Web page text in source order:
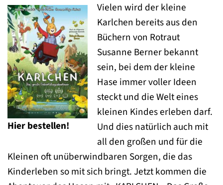
Hier bestellen!
Vielen wird der kleine
Karlchen bereits aus den
Büchern von Rotraut
Susanne Berner bekannt
sein, bei dem der kleine
Hase immer voller Ideen
steckt und die Welt eines
kleinen Kindes erleben darf.
Und dies natürlich auch mit
all den großen und für die
Kleinen oft unüberwindbaren Sorgen, die das
Kinderleben so mit sich bringt. Jetzt kommen die